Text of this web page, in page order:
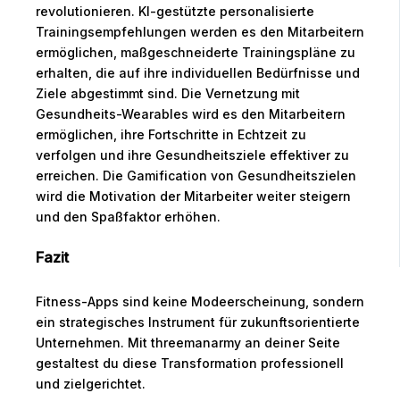
revolutionieren. KI-gestützte personalisierte
Trainingsempfehlungen werden es den Mitarbeitern
ermöglichen, maßgeschneiderte Trainingspläne zu
erhalten, die auf ihre individuellen Bedürfnisse und
Ziele abgestimmt sind. Die Vernetzung mit
Gesundheits-Wearables wird es den Mitarbeitern
ermöglichen, ihre Fortschritte in Echtzeit zu
verfolgen und ihre Gesundheitsziele effektiver zu
erreichen. Die Gamification von Gesundheitszielen
wird die Motivation der Mitarbeiter weiter steigern
und den Spaßfaktor erhöhen.
Fazit
Fitness-Apps sind keine Modeerscheinung, sondern
ein strategisches Instrument für zukunftsorientierte
Unternehmen. Mit threemanarmy an deiner Seite
gestaltest du diese Transformation professionell
und zielgerichtet.